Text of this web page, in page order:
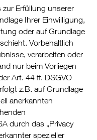
Erfüllung unserer
Ihrer Einwilligung,
oder auf Grundlage
Vorbehaltlich
verarbeiten oder
nur beim Vorliegen
Art. 44 ff. DSGVO
z.B. auf Grundlage
anerkannten
durch das „Privacy
spezieller